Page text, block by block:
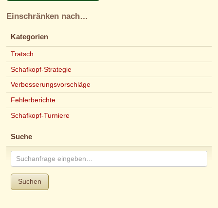
Einschränken nach…
Kategorien
Tratsch
Schafkopf-Strategie
Verbesserungsvorschläge
Fehlerberichte
Schafkopf-Turniere
Suche
Suchen